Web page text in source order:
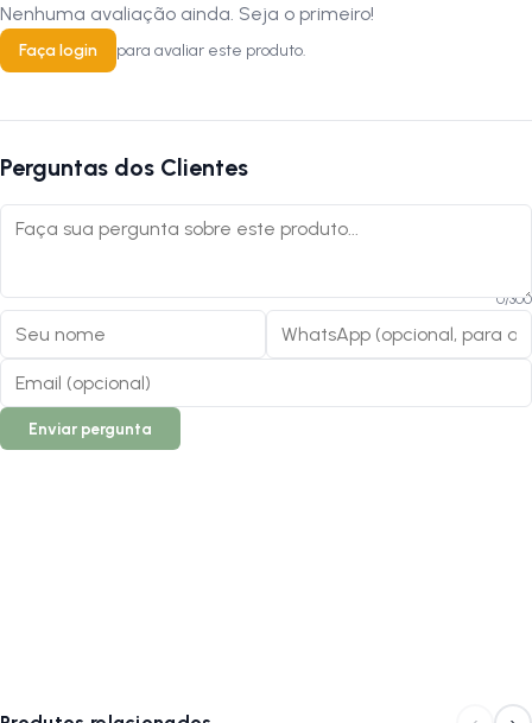
Nenhuma avaliação ainda. Seja o primeiro!
Faça login para avaliar este produto.
Perguntas dos Clientes
0/300
Enviar pergunta